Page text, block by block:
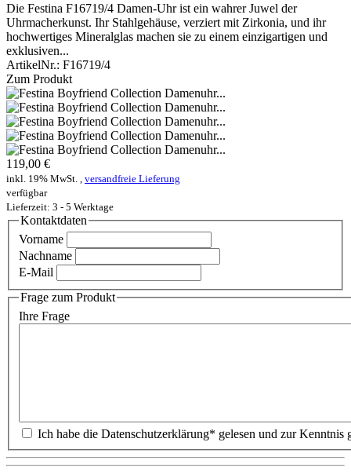
Die Festina F16719/4 Damen-Uhr ist ein wahrer Juwel der
Uhrmacherkunst. Ihr Stahlgehäuse, verziert mit Zirkonia, und ihr
hochwertiges Mineralglas machen sie zu einem einzigartigen und
exklusiven...
ArtikelNr.: F16719/4
Zum Produkt
119,00 €
inkl. 19% MwSt. , versandfreie Lieferung
verfügbar
Lieferzeit: 3 - 5 Werktage
Kontaktdaten
Vorname
Nachname
E-Mail
Frage zum Produkt
Ihre Frage